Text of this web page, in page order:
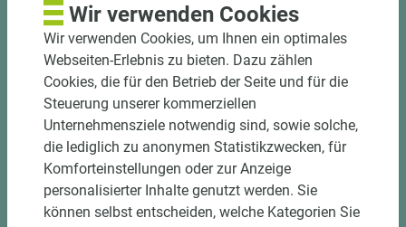
DOWNLOADS
Wir verwenden Cookies
Wir verwenden Cookies, um Ihnen ein optimales
Webseiten-Erlebnis zu bieten. Dazu zählen
Cookies, die für den Betrieb der Seite und für die
Steuerung unserer kommerziellen
Unternehmensziele notwendig sind, sowie solche,
die lediglich zu anonymen Statistikzwecken, für
Komforteinstellungen oder zur Anzeige
personalisierter Inhalte genutzt werden. Sie
können selbst entscheiden, welche Kategorien Sie